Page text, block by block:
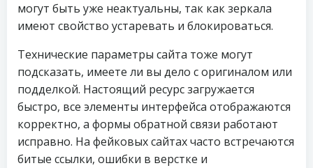
могут быть уже неактуальны, так как зеркала
имеют свойство устаревать и блокироваться.
Технические параметры сайта тоже могут
подсказать, имеете ли вы дело с оригиналом или
подделкой. Настоящий ресурс загружается
быстро, все элементы интерфейса отображаются
корректно, а формы обратной связи работают
исправно. На фейковых сайтах часто встречаются
битые ссылки, ошибки в верстке и